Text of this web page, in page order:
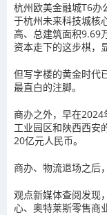
杭州欧美金融城T6办
于杭州未来科技城核
高、总建筑面积9.69
资本走下的这步棋，
但写字楼的黄金时代
最直白的注脚。
商办之外，早在
工业园区和陕西西安
20亿元人民币。
商办、物流退场之后
观点新媒体查阅发现
心、奥特莱斯零售商